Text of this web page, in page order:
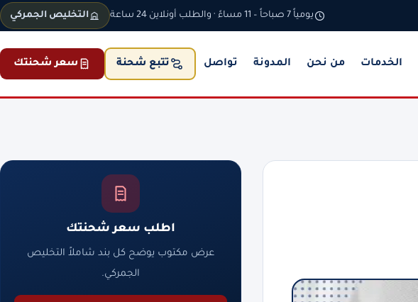
يومياً 7 صباحاً – 11 مساءً · والطلب أونلاين 24 ساعة التخليص الجمركي
الخدمات من نحن المدونة تواصل تتبع شحنة سعر شحنتك
اطلب سعر شحنتك
عرض مكتوب يوضح كل بند شاملاً التخليص
الجمركي.